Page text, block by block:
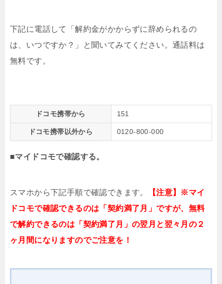
下記に電話して「解約金がかからずに辞められるの
は、いつですか？」と聞いてみてください。通話料は
無料です。
ドコモ携帯から 151
ドコモ携帯以外から 0120-800-000
■マイドコモで確認する。
スマホから下記手順で確認できます。
【注意】※マイ
ドコモで確認できるのは「契約満了月」ですが、無料
で解約できるのは 「契約満了月」の翌月と翌々月の２
ヶ月間になりますのでご注意を！